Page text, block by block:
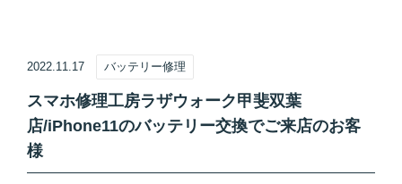
2022.11.17 バッテリー修理
スマホ修理工房ラザウォーク甲斐双葉
店/iPhone11のバッテリー交換でご来店のお客
様